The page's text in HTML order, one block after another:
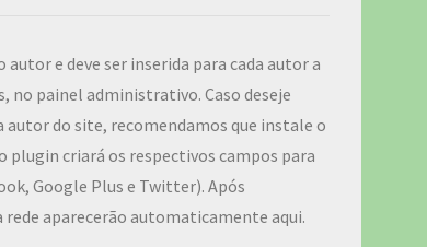
e deve ser inserida para cada autor a
no painel administrativo. Caso deseje
autor do site, recomendamos que instale o
plugin criará os respectivos campos para
Google Plus e Twitter). Após
rede aparecerão automaticamente aqui.